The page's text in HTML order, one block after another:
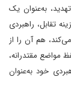
به‌عنوان یک
تقابل، راهبردی
هم آن را از
مواضع مقتدرانه،
خود به‌عنوان